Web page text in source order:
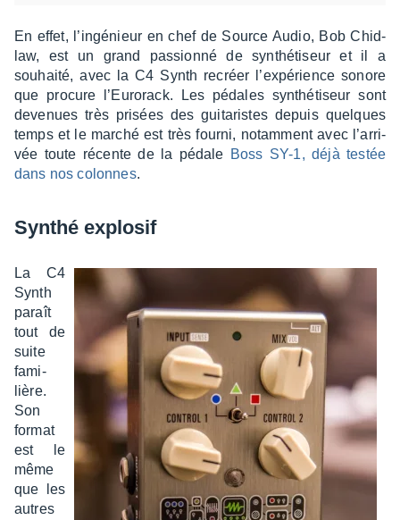
En effet, l’in­gé­nieur en chef de Source Audio, Bob Chid­
law, est un grand passionné de synthé­ti­seur et il a
souhaité, avec la C4 Synth recréer l’ex­pé­rience sonore
que procure l’Eu­ro­rack. Les pédales synthé­ti­seur sont
deve­nues très prisées des guita­ristes depuis quelques
temps et le marché est très fourni, notam­ment avec l’ar­ri­
vée toute récente de la pédale Boss SY-1, déjà testée
dans nos colonnes.
Synthé explo­sif
La C4
Synth
paraît
tout de
suite
fami­
lière.
Son
format
est le
même
que les
autres